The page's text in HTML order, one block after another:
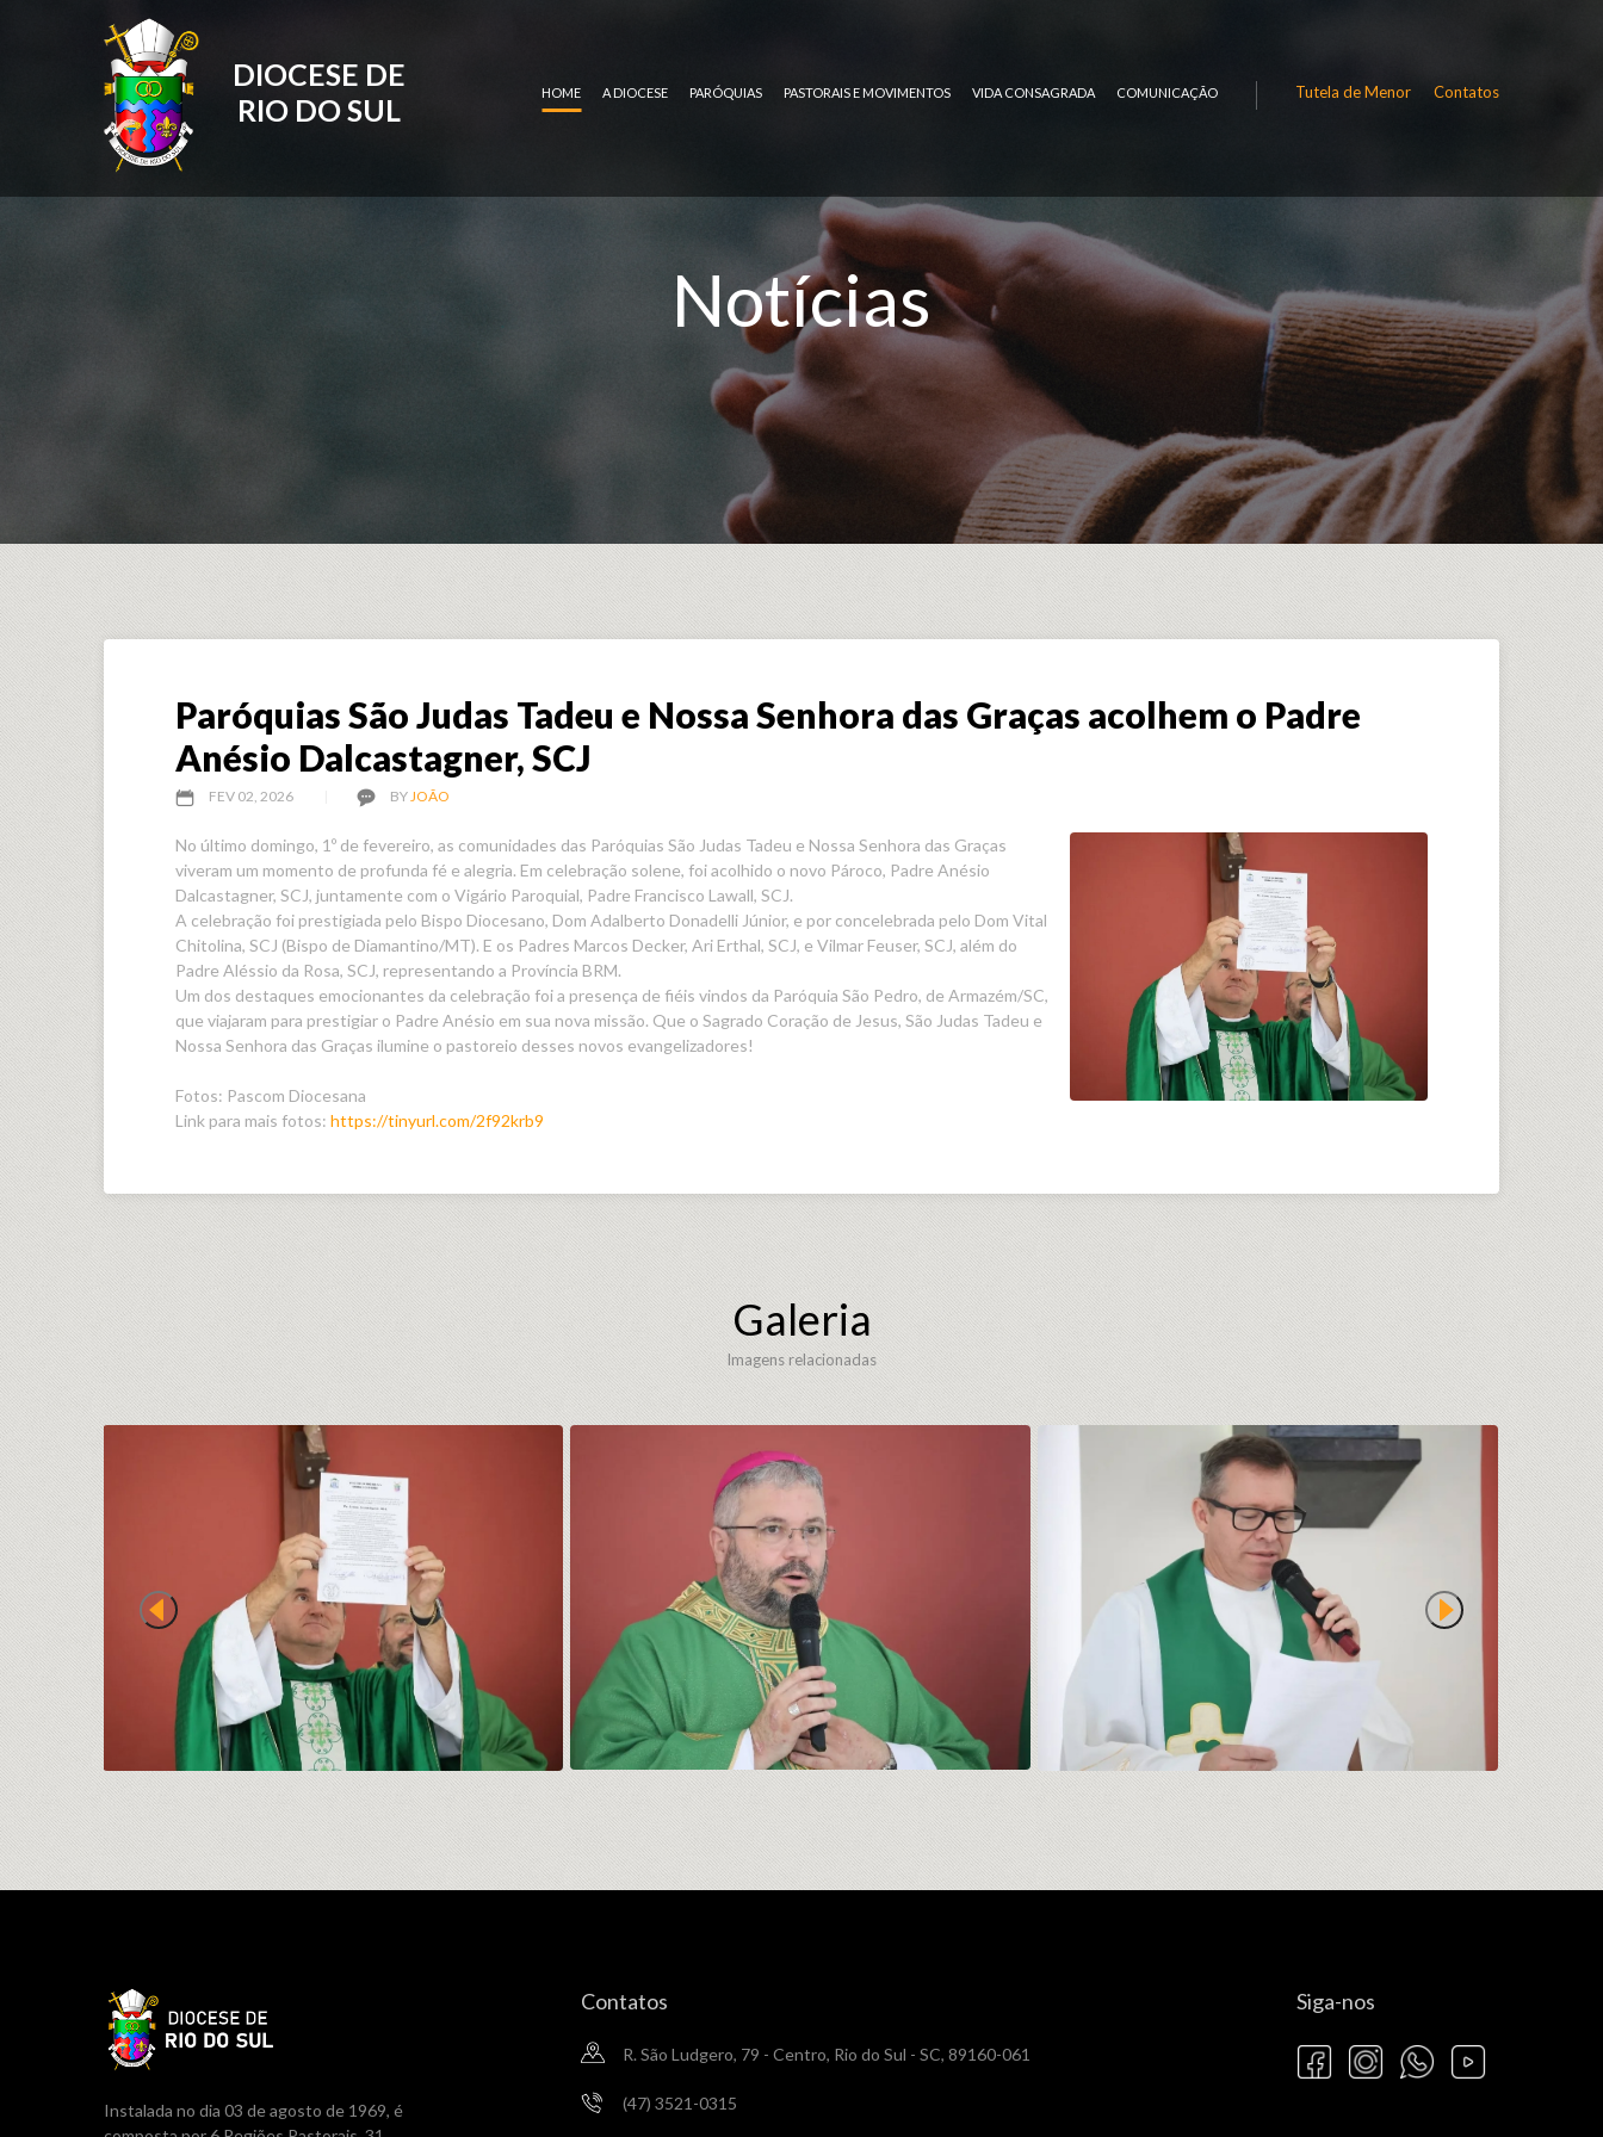
DIOCESE DE
RIO DO SUL
HOME A DIOCESE PARÓQUIAS PASTORAIS E MOVIMENTOS VIDA CONSAGRADA COMUNICAÇÃO Tutela de Menor Contatos
Notícias
Paróquias São Judas Tadeu e Nossa Senhora das Graças acolhem o Padre
Anésio Dalcastagner, SCJ
FEV 02, 2026 BYJOÃO
No último domingo, 1º de fevereiro, as comunidades das Paróquias São Judas Tadeu e Nossa Senhora das Graças
viveram um momento de profunda fé e alegria. Em celebração solene, foi acolhido o novo Pároco, Padre Anésio
Dalcastagner, SCJ, juntamente com o Vigário Paroquial, Padre Francisco Lawall, SCJ.
A celebração foi prestigiada pelo Bispo Diocesano, Dom Adalberto Donadelli Júnior, e por concelebrada pelo Dom Vital
Chitolina, SCJ (Bispo de Diamantino/MT). E os Padres Marcos Decker, Ari Erthal, SCJ, e Vilmar Feuser, SCJ, além do
Padre Aléssio da Rosa, SCJ, representando a Província BRM.
Um dos destaques emocionantes da celebração foi a presença de fiéis vindos da Paróquia São Pedro, de Armazém/SC,
que viajaram para prestigiar o Padre Anésio em sua nova missão. Que o Sagrado Coração de Jesus, São Judas Tadeu e
Nossa Senhora das Graças ilumine o pastoreio desses novos evangelizadores!
Fotos: Pascom Diocesana
Link para mais fotos: https://tinyurl.com/2f92krb9
Galeria
Imagens relacionadas
Instalada no dia 03 de agosto de 1969, é
Siga-nos
Contatos
R. São Ludgero, 79 - Centro, Rio do Sul - SC, 89160-061
(47) 3521-0315